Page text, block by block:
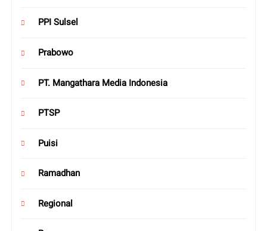
PPI Sulsel
Prabowo
PT. Mangathara Media Indonesia
PTSP
Puisi
Ramadhan
Regional